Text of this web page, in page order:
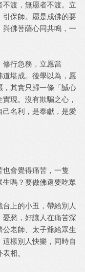
渡，無愿者不渡。立
引保師。愿是成佛的要
佛菩薩心同共鳴，一
修行急務，立愿當
道堪成。後學以為，愿
，其實只歸一條「誠心
現。沒有欺騙之心，
名利，是奉獻，是愛
也會覺得痛苦，一隻
嗎？要做佛還要吃眾
上的小丑，帶給別人
愁，好讓人在痛苦深
老師、太子爺給眾生
樣別人快樂，同時自
相。